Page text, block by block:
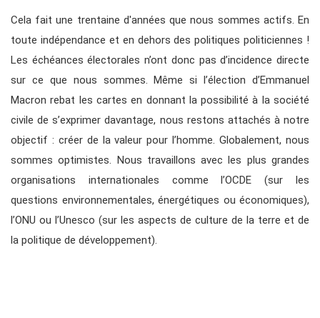
Cela fait une trentaine d'années que nous sommes actifs. En
toute indépendance et en dehors des politiques politiciennes !
Les échéances électorales n’ont donc pas d’incidence directe
sur ce que nous sommes. Même si l’élection d’Emmanuel
Macron rebat les cartes en donnant la possibilité à la société
civile de s’exprimer davantage, nous restons attachés à notre
objectif : créer de la valeur pour l’homme. Globalement, nous
sommes optimistes. Nous travaillons avec les plus grandes
organisations internationales comme l’OCDE (sur les
questions environnementales, énergétiques ou économiques),
l’ONU ou l’Unesco (sur les aspects de culture de la terre et de
la politique de développement).